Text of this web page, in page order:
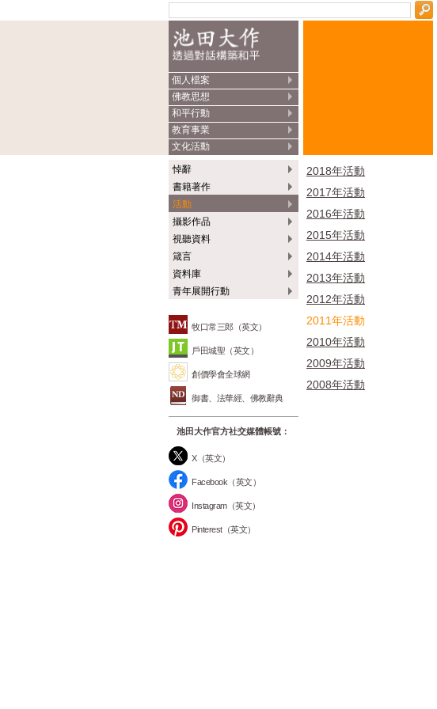
個人檔案
佛教思想
和平行動
教育事業
文化活動
悼辭
書籍著作
活動
攝影作品
視聽資料
箴言
資料庫
青年展開行動
牧口常三郎（英文）
戶田城聖（英文）
創價學會全球網
御書、法華經、佛教辭典
池田大作官方社交媒體帳號：
X（英文）
Facebook（英文）
Instagram（英文）
Pinterest（英文）
2018年活動
2017年活動
2016年活動
2015年活動
2014年活動
2013年活動
2012年活動
2011年活動
2010年活動
2009年活動
2008年活動